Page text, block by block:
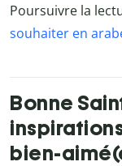
Poursuivre la
souhaiter en
Bonne
bien-